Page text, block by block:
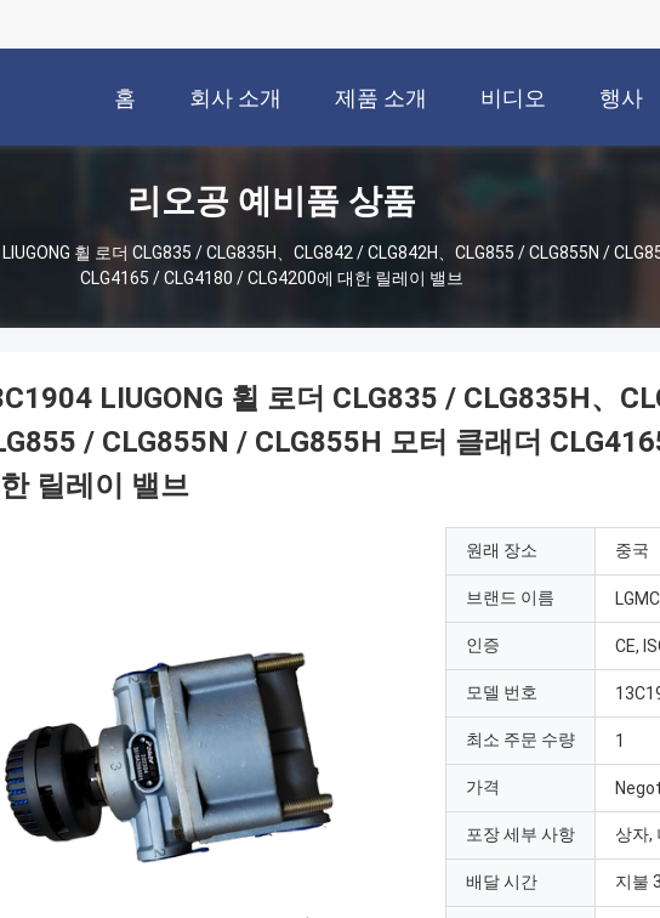
홈 회사 소개 제품 소개 비디오 행사
리오공 예비품 상품
휠 로더 CLG835 / CLG835H、CLG842 / CLG842H、CLG855 / CLG855N /
CLG4165 / CLG4180 / CLG4200에 대한 릴레이 밸브
LIUGONG 휠 로더 CLG835 / CLG835H、
/ CLG855N / CLG855H 모터 클래더
릴레이 밸브
원래 장소 중국
브랜드 이름 LGMC
인증 CE,
모델 번호
최소 주문 수량 1
가격
포장 세부 사항 상자,
배달 시간 지불